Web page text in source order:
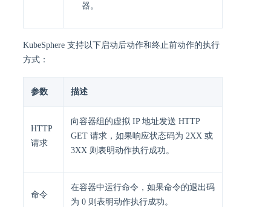
器。
KubeSphere 支持以下启动后动作和终止前动作的执行
方式：
参数 描述
HTTP
请求
向容器组的虚拟 IP 地址发送 HTTP
GET 请求，如果响应状态码为 2XX 或
3XX 则表明动作执行成功。
命令
在容器中运行命令，如果命令的退出码
为 0 则表明动作执行成功。